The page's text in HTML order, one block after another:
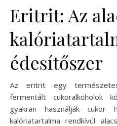
Eritrit: Az
édesítőszer
Az eritrit egy
fermentált cukoralkoholok
gyakran használják cukor
kalóriatartalma rendkívül